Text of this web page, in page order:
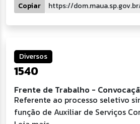
Copiar
Diversos
1540
Frente de Trabalho -
Referente ao processo seletivo
função de Auxiliar de Serviços